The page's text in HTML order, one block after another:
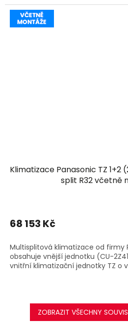
Klimatizace Panasonic TZ 1+2
split R32 včetně
68 153 Kč
Multisplitová klimatizace od firmy
obsahuje vnější jednotku (CU-
vnitřní klimatizační jednotky TZ o
ZOBRAZIT VŠECHNY